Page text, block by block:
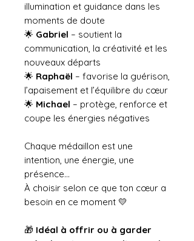
illumination et guidance dans les
moments de doute
🌟 Gabriel – soutient la
communication, la créativité et les
nouveaux départs
🌟 Raphaël – favorise la guérison,
l’apaisement et l’équilibre du cœur
🌟 Michael – protège, renforce et
coupe les énergies négatives
Chaque médaillon est une
intention, une énergie, une
présence…
À choisir selon ce que ton cœur a
besoin en ce moment 💛
🎁 Idéal à offrir ou à garder